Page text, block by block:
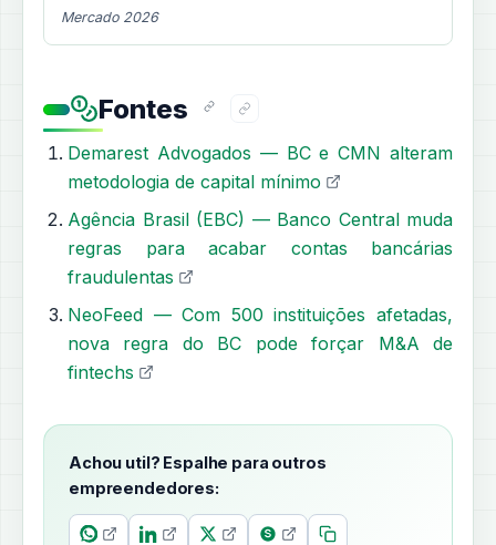
Mercado 2026
Fontes
Demarest Advogados — BC e CMN alteram
metodologia de capital mínimo
Agência Brasil (EBC) — Banco Central muda
regras para acabar contas bancárias
fraudulentas
NeoFeed — Com 500 instituições afetadas,
nova regra do BC pode forçar M&A de
fintechs
Achou util? Espalhe para outros
empreendedores: